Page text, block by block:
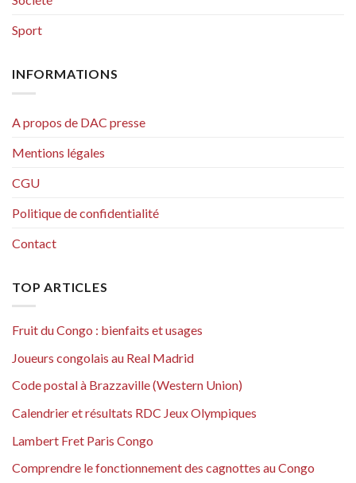
Sport
INFORMATIONS
A propos de DAC presse
Mentions légales
CGU
Politique de confidentialité
Contact
TOP ARTICLES
Fruit du Congo : bienfaits et usages
Joueurs congolais au Real Madrid
Code postal à Brazzaville (Western Union)
Calendrier et résultats RDC Jeux Olympiques
Lambert Fret Paris Congo
Comprendre le fonctionnement des cagnottes au Congo